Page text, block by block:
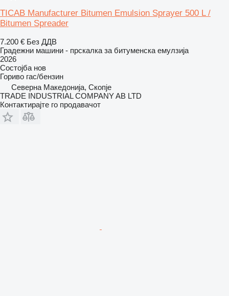
TICAB Manufacturer Bitumen Emulsion Sprayer 500 L /
Bitumen Spreader
7.200 € Без ДДВ
Градежни машини - прскалка за битуменска емулзија
2026
Состојба нов
Гориво гас/бензин
Северна Македонија, Скопје
TRADE INDUSTRIAL COMPANY AB LTD
Контактирајте го продавачот